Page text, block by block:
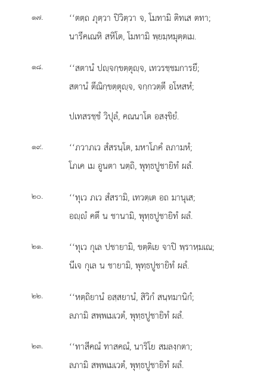
๑๗.
‘‘ตตฺถ ภุตฺวา ปิวิตฺวา จ, โมทามิ ติทเส ตทา;
นารีคเณหิ สหิโต, โมทามิ พฺยมฺหมุตฺตเม.
๑๘.
‘‘สตานํ ปฺจกฺขตฺตุฺจ, เทวรชฺชมการยึ;
สตานํ ตีณิกฺขตฺตุฺจ, จกฺกวตฺตี อโหสหํ;
ปเทสรชฺชํวิปุลํ, คณนาโต อสงฺขิยํ.
๑๙.
‘‘ภวาภเว สํสรนฺโต, มหาโภคํ ลภามหํ;
โภเค เม อูนตา นตฺถิ, พุทฺธปูชายิทํ ผลํ.
๒๐. ‘‘ทุเว ภเว สํสรามิ, เทวตฺเต อถ มานุเส;
อฺํ คตึ น ชานามิ, พุทฺธปูชายิทํ ผลํ.
๒๑.
‘‘ทุเว กุเล ปชายามิ, ขตฺติเย จาปิ พฺราหฺมเณ;
นีเจ กุเล น ชายามิ, พุทฺธปูชายิทํ ผลํ.
๒๒.
‘‘หตฺถิยานํ อสฺสยานํ, สิวิกํ สนฺทมานิกํ;
ลภามิ สพฺพเมเวตํ, พุทฺธปูชายิทํ ผลํ.
๒๓.
‘‘ทาสีคณํ ทาสคณํ, นาริโย สมลงฺกตา;
ลภามิ สพฺพเมเวตํ, พุทฺธปูชายิทํ ผลํ.